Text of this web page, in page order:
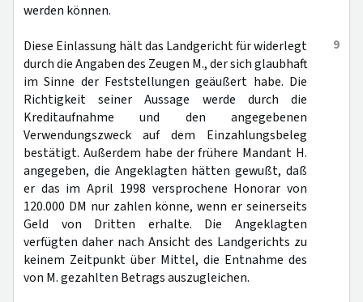
werden können.
9
Diese Einlassung hält das Landgericht für widerlegt
durch die Angaben des Zeugen M., der sich glaubhaft
im Sinne der Feststellungen geäußert habe. Die
Richtigkeit seiner Aussage werde durch die
Kreditaufnahme und den angegebenen
Verwendungszweck auf dem Einzahlungsbeleg
bestätigt. Außerdem habe der frühere Mandant H.
angegeben, die Angeklagten hätten gewußt, daß
er das im April 1998 versprochene Honorar von
120.000 DM nur zahlen könne, wenn er seinerseits
Geld von Dritten erhalte. Die Angeklagten
verfügten daher nach Ansicht des Landgerichts zu
keinem Zeitpunkt über Mittel, die Entnahme des
von M. gezahlten Betrags auszugleichen.